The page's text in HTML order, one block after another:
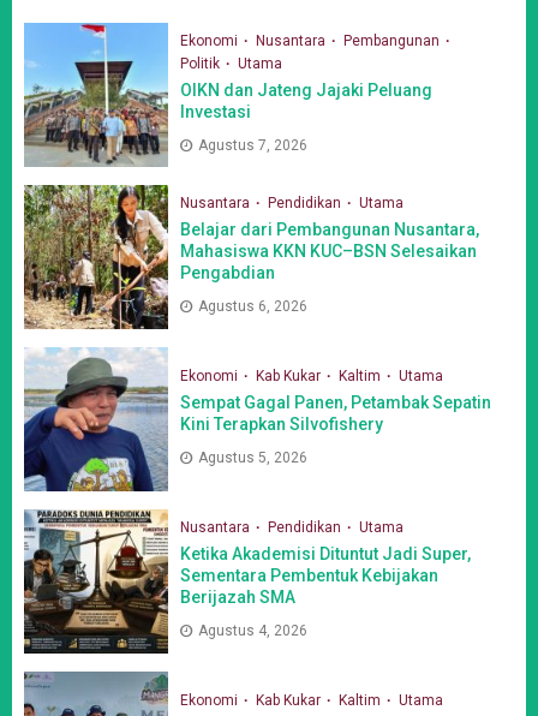
Ekonomi Nusantara
Pembangunan
Politik
Utama
OIKN dan Jateng Jajaki Peluang
Investasi
Agustus 7, 2026
Nusantara Pendidikan Utama
Belajar dari Pembangunan Nusantara,
Mahasiswa KKN KUC–BSN Selesaikan
Pengabdian
Agustus 6, 2026
Ekonomi Kab Kukar Kaltim Utama
Sempat Gagal Panen, Petambak Sepatin
Kini Terapkan Silvofishery
Agustus 5, 2026
Nusantara Pendidikan Utama
Ketika Akademisi Dituntut Jadi Super,
Sementara Pembentuk Kebijakan
Berijazah SMA
Agustus 4, 2026
Ekonomi Kab Kukar Kaltim Utama